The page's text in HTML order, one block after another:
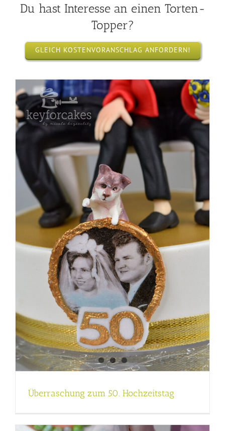
Du hast Interesse an einen Torten-
Topper?
GLEICH KOSTENVORANSCHLAG ANFORDERN!
Überraschung zum 50. Hochzeitstag